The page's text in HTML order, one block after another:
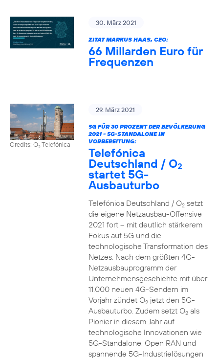
30. März 2021
ZITAT MARKUS HAAS, CEO:
66 Millarden Euro für
Frequenzen
Credits: O2Telefónica
29. März 2021
5G FÜR 30 PROZENT DER BEVÖLKERUNG
2021 - 5G-STANDALONE IN
VORBEREITUNG:
Telefónica
Deutschland / O2
startet 5G-
Ausbauturbo
Telefónica Deutschland / O2setzt
die eigene Netzausbau-Offensive
2021 fort – mit deutlich stärkerem
Fokus auf 5G und die
technologische Transformation des
Netzes. Nach dem größten 4G-
Netzausbauprogramm der
Unternehmensgeschichte mit über
11.000 neuen 4G-Sendern im
Vorjahr zündet O2jetzt den 5G-
Ausbauturbo. Zudem setzt O2als
Pionier in diesem Jahr auf
technologische Innovationen wie
5G-Standalone, Open RAN und
spannende 5G-Industrielösungen